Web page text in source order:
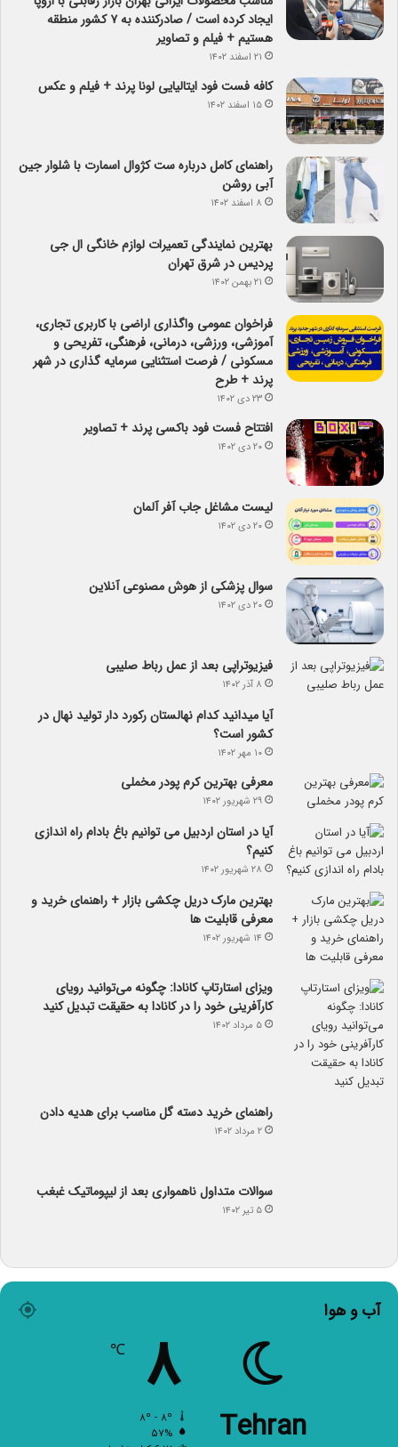
ایجاد کرده است / صادرکننده به ۷ کشور منطقه
هستیم + فیلم و تصاویر
۲۱ اسفند ۱۴۰۲
کافه فست فود ایتالیایی لونا پرند + فیلم و عکس
۱۵ اسفند ۱۴۰۲
راهنمای کامل درباره ست کژوال اسمارت با شلوار جین
آبی روشن
۸ اسفند ۱۴۰۲
بهترین نمایندگی تعمیرات لوازم خانگی ال جی
پردیس در شرق تهران
۲۱ بهمن ۱۴۰۲
فراخوان عمومی واگذاری اراضی با کاربری تجاری،
آموزشی، ورزشی، درمانی، فرهنگی، تفریحی و
مسکونی / فرصت استثنایی سرمایه گذاری در شهر
پرند + طرح
۲۳ دی ۱۴۰۲
افتتاح فست فود باکسی پرند + تصاویر
۲۰ دی ۱۴۰۲
لیست مشاغل جاب آفر آلمان
۲۰ دی ۱۴۰۲
سوال پزشکی از هوش مصنوعی آنلاین
۲۰ دی ۱۴۰۲
فیزیوتراپی بعد از عمل رباط صلیبی
۸ آذر ۱۴۰۲
آیا می­دانید کدام نهالستان رکورد دار تولید نهال­ در
کشور است؟
۱۰ مهر ۱۴۰۲
معرفی بهترین کرم پودر مخملی
۲۹ شهریور ۱۴۰۲
آیا در استان اردبیل می توانیم باغ بادام راه اندازی
کنیم؟
۲۸ شهریور ۱۴۰۲
بهترین مارک دریل چکشی بازار + راهنمای خرید و
معرفی قابلیت ها
۱۴ شهریور ۱۴۰۲
ویزای استارتاپ کانادا: چگونه می‌توانید رویای
کارآفرینی خود را در کانادا به حقیقت تبدیل کنید
۵ مرداد ۱۴۰۲
راهنمای خرید دسته گل مناسب برای هدیه دادن
۲ مرداد ۱۴۰۲
سوالات متداول ناهمواری بعد از لیپوماتیک غبغب
۵ تیر ۱۴۰۲
آب و هوا
Tehran
آسمان صاف
۸
۵۷%
۶.۱۷ کیلومتر/ساعت